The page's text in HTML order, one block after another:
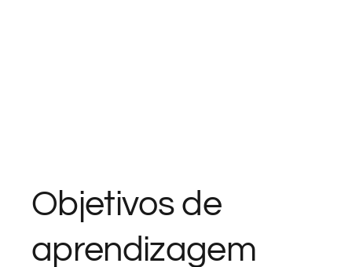
Objetivos de
aprendizagem